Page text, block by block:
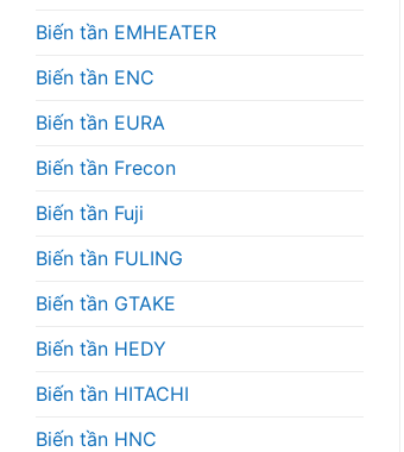
Biến tần EMHEATER
Biến tần ENC
Biến tần EURA
Biến tần Frecon
Biến tần Fuji
Biến tần FULING
Biến tần GTAKE
Biến tần HEDY
Biến tần HITACHI
Biến tần HNC